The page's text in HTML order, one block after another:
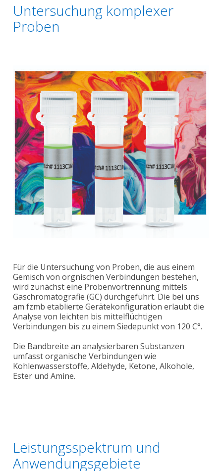
Untersuchung komplexer
Proben
Für die Untersuchung von Proben, die aus einem
Gemisch von orgnischen Verbindungen bestehen,
wird zunächst eine Probenvortrennung mittels
Gaschromatografie (GC) durchgeführt. Die bei uns
am fzmb etablierte Gerätekonfiguration erlaubt die
Analyse von leichten bis mittelflüchtigen
Verbindungen bis zu einem Siedepunkt von 120 C°.
Die Bandbreite an analysierbaren Substanzen
umfasst organische Verbindungen wie
Kohlenwasserstoffe, Aldehyde, Ketone, Alkohole,
Ester und Amine.
Leistungsspektrum und
Anwendungsgebiete